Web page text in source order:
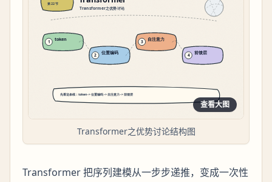
查看大图
Transformer之优势讨论结构图
Transformer 把序列建模从一步步递推，变成一次性